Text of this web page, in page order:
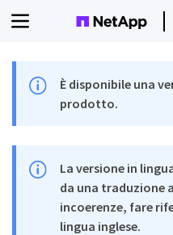
È disponibile una
prodotto.
La versione in
da una traduzione
incoerenze, fare
lingua inglese.